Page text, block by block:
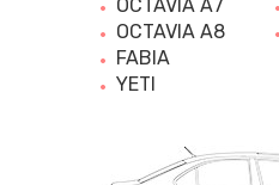
OCTAVIA A7
OCTAVIA A8
FABIA
YETI